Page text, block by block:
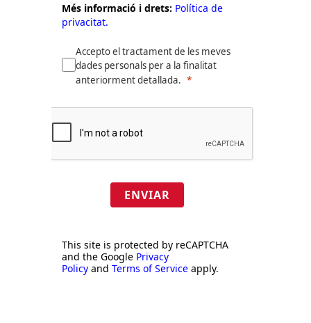
Més informació i drets: Política de
privacitat.
Accepto el tractament de les meves
dades personals per a la finalitat
anteriorment detallada.
ENVIAR
This site is protected by reCAPTCHA
and the Google Privacy
Policy and Terms of Service apply.